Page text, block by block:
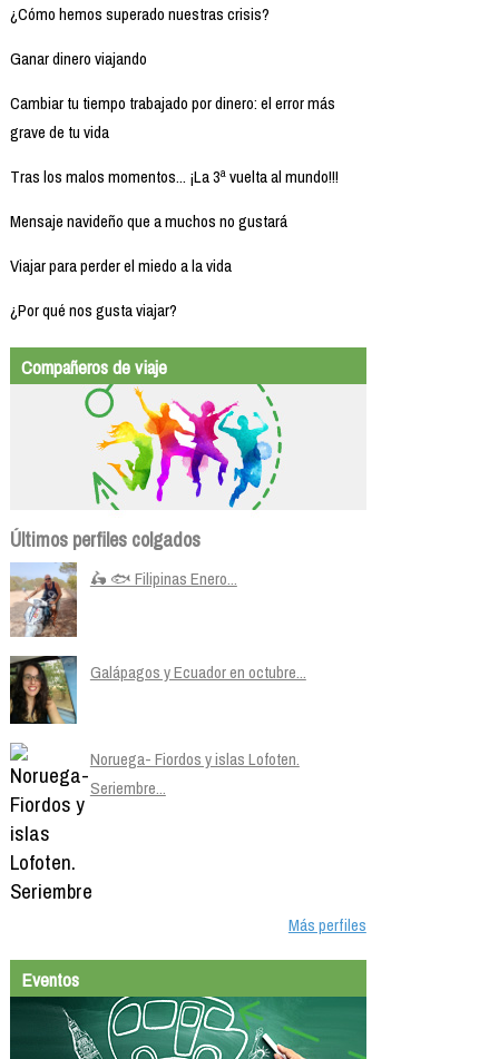
¿Cómo hemos superado nuestras crisis?
Ganar dinero viajando
Cambiar tu tiempo trabajado por dinero: el error más
grave de tu vida
Tras los malos momentos... ¡La 3ª vuelta al mundo!!!
Mensaje navideño que a muchos no gustará
Viajar para perder el miedo a la vida
¿Por qué nos gusta viajar?
Compañeros de viaje
Últimos perfiles colgados
🛵 🐟 Filipinas Enero...
Galápagos y Ecuador en octubre...
Noruega- Fiordos y islas Lofoten.
Seriembre...
Más perfiles
Eventos